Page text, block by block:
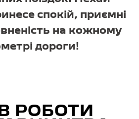
спокій, приємні
на кожному
дороги!
РОБОТИ